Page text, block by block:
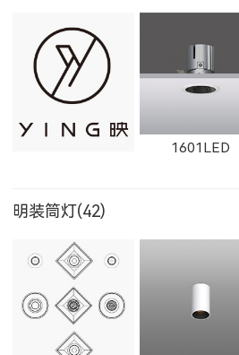
W1616LED
1782LED
51352LED
1351LED 1352LED
1231LED-5 1351LED-3
1601LED
1602LED W1602LED
明装筒灯(42)